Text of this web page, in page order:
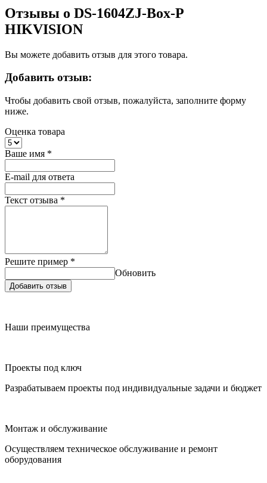
Отзывы о DS-1604ZJ-Box-P
HIKVISION
Вы можете добавить отзыв для этого товара.
Добавить отзыв:
Чтобы добавить свой отзыв, пожалуйста, заполните форму
ниже.
Оценка товара
Ваше имя *
E-mail для ответа
Текст отзыва *
Решите пример *
Обновить
Добавить отзыв
Наши преимущества
Проекты под ключ
Разрабатываем проекты под индивидуальные задачи и бюджет
Монтаж и обслуживание
Осуществляем техническое обслуживание и ремонт
оборудования